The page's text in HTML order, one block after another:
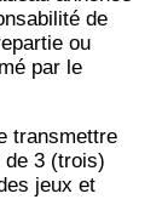
de
ou
par le
transmettre
de 3 (trois)
jeux et